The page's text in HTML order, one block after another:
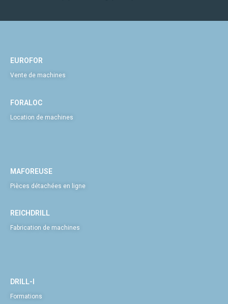
EUROFOR
Vente de machines
FORALOC
Location de machines
MAFOREUSE
Pièces détachées en ligne
REICHDRILL
Fabrication de machines
DRILL-I
Formations